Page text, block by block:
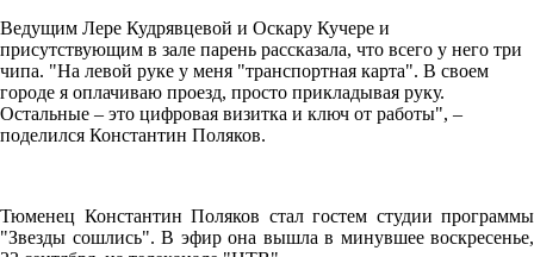
Ведущим Лере Кудрявцевой и Оскару Кучере и
присутствующим в зале парень рассказала, что всего у него три
чипа. "На левой руке у меня "транспортная карта". В своем
городе я оплачиваю проезд, просто прикладывая руку.
Остальные – это цифровая визитка и ключ от работы", –
поделился Константин Поляков.
Тюменец Константин Поляков стал гостем студии программы
"Звезды сошлись". В эфир она вышла в минувшее воскресенье,